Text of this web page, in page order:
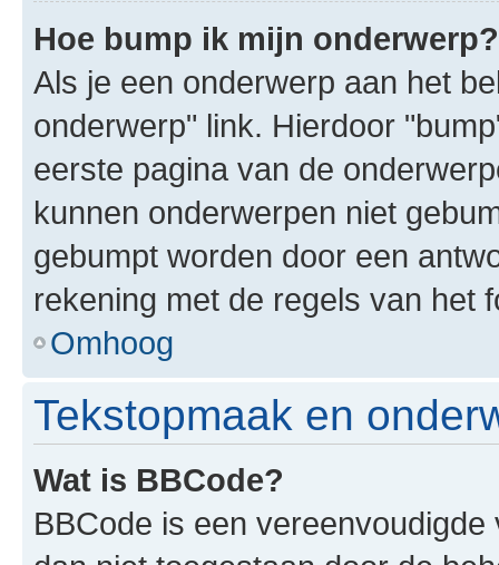
Hoe bump ik mijn onderwerp?
Als je een onderwerp aan het
onderwerp" link. Hierdoor
eerste pagina van de
kunnen onderwerpen niet
gebumpt worden door een
rekening met de regels van het
Omhoog
Tekstopmaak en
Wat is BBCode?
BBCode is een